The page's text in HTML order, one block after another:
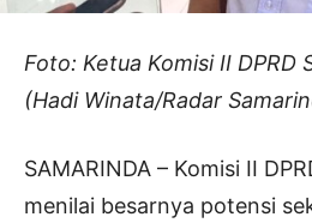
Foto: Ketua Komisi II DPRD
(Hadi Winata/Radar
SAMARINDA – Komisi II
menilai besarnya potensi